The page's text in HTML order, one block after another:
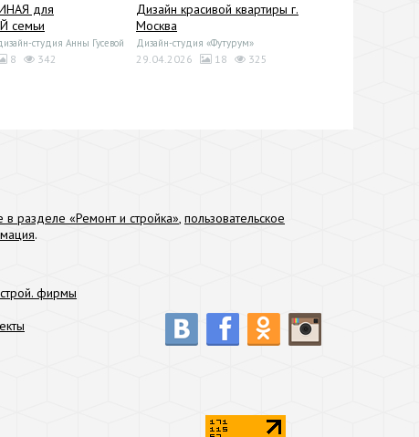
для
семьи
студия Анны Гусевой
8 342
Дизайн красивой квартиры г.
Москва
Дизайн-студия «Футурум»
29.04.2026 18 325
разделе «Ремонт и стройка», пользовательское
.
фирмы